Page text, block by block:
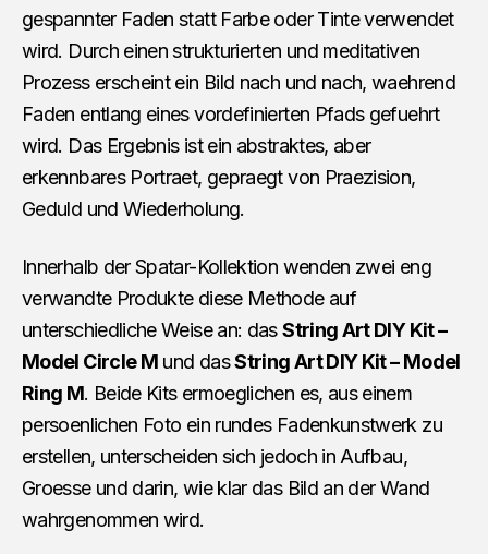
gespannter Faden statt Farbe oder Tinte verwendet
wird. Durch einen strukturierten und meditativen
Prozess erscheint ein Bild nach und nach, waehrend
Faden entlang eines vordefinierten Pfads gefuehrt
wird. Das Ergebnis ist ein abstraktes, aber
erkennbares Portraet, gepraegt von Praezision,
Geduld und Wiederholung.
Innerhalb der Spatar-Kollektion wenden zwei eng
verwandte Produkte diese Methode auf
unterschiedliche Weise an: dasString Art DIY Kit –
Model Circle M und dasString Art DIY Kit – Model
Ring M. Beide Kits ermoeglichen es, aus einem
persoenlichen Foto ein rundes Fadenkunstwerk zu
erstellen, unterscheiden sich jedoch in Aufbau,
Groesse und darin, wie klar das Bild an der Wand
wahrgenommen wird.